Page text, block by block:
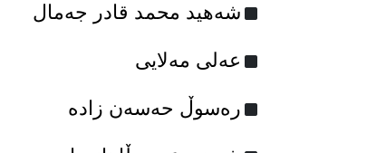
شه‌هید محمد قادر جه‌مال
عه‌لی مه‌لایی
رەسوڵ حەسەن زادە